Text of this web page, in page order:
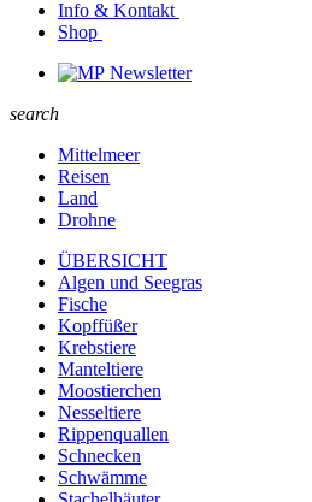
Info & Kontakt
Shop
Newsletter
search
Mittelmeer
Reisen
Land
Drohne
ÜBERSICHT
Algen und Seegras
Fische
Kopffüßer
Krebstiere
Manteltiere
Moostierchen
Nesseltiere
Rippenquallen
Schnecken
Schwämme